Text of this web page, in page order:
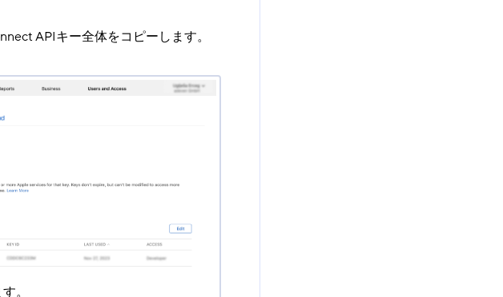
APIキー全体をコピーします。
。